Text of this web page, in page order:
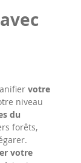
votre
niveau
du
forêts,
votre